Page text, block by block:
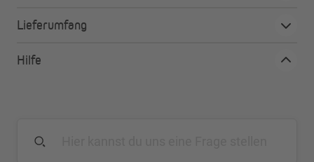
mit transparenten und blickdichten Streifen lässt sich
Lieferumfang
Hilfe